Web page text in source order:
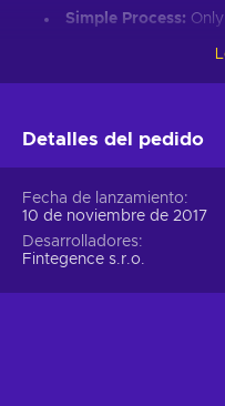
Simple Process:
Introduce
Set up an Ethereum-
Input your ETH voucher
Provide your email for
Choose Ethereum (ETH).
Detalles del pedido
Fecha de lanzamiento
10 de noviembre de 2017
Desarrolladores
Fintegence s.r.o.